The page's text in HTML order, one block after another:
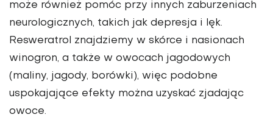
może również pomóc przy innych zaburzeniach
neurologicznych, takich jak depresja i lęk.
Resweratrol znajdziemy w skórce i nasionach
winogron, a także w owocach jagodowych
(maliny, jagody, borówki), więc podobne
uspokajające efekty można uzyskać zjadając
owoce.